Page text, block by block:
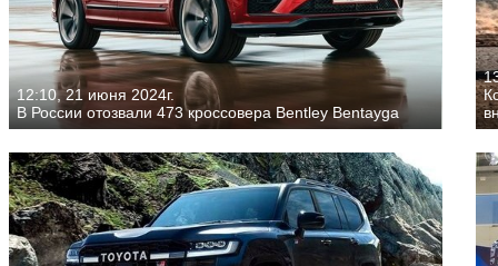
12:10, 21 июня 2024г.
В России отозвали 473 кроссовера Bentley Bentayga